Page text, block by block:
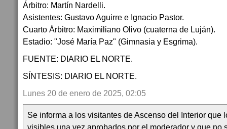
Árbitro: Martín Nardelli.
Asistentes: Gustavo Aguirre e Ignacio Pastor.
Cuarto Árbitro: Maximiliano Olivo (cuaterna de Luján).
Estadio: "José María Paz" (Gimnasia y Esgrima).
FUENTE: DIARIO EL NORTE.
SÍNTESIS: DIARIO EL NORTE.
Lunes 20 de enero de 2025, 02:05
Se informa a los visitantes de Ascenso del Interior que
visibles una vez aprobados por el moderador y que no